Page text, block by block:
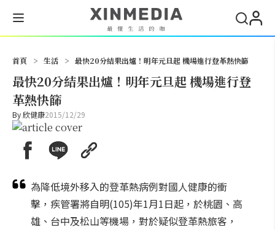
首頁 > 生活 > 最快20分結果出爐！明年元旦起 機場進行登革熱快篩
最快20分結果出爐！明年元旦起 機場進行登
革熱快篩
By欣健康2015/12/29
為降低境外移入的登革熱病例對國人健康的衝
擊，疾管署將自明(105)年1月1日起，於桃園、高
雄、台中及松山等機場，對於疑似登革熱旅客，